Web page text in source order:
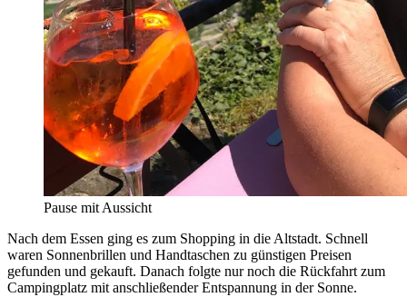
Pause mit Aussicht
Nach dem Essen ging es zum Shopping in die Altstadt. Schnell
waren Sonnenbrillen und Handtaschen zu günstigen Preisen
gefunden und gekauft. Danach folgte nur noch die Rückfahrt zum
Campingplatz mit anschließender Entspannung in der Sonne.